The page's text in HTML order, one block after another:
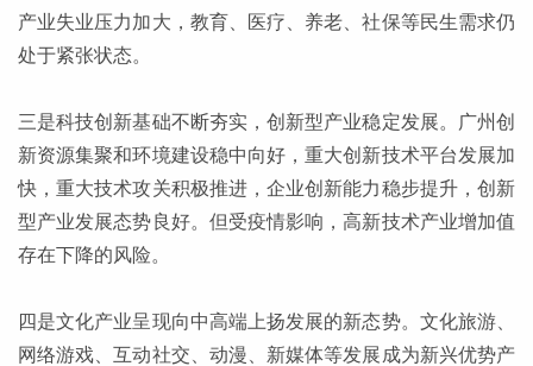
产业失业压力加大，教育、医疗、养老、社保等民生需求仍
处于紧张状态。
三是科技创新基础不断夯实，创新型产业稳定发展。广州创
新资源集聚和环境建设稳中向好，重大创新技术平台发展加
快，重大技术攻关积极推进，企业创新能力稳步提升，创新
型产业发展态势良好。但受疫情影响，高新技术产业增加值
存在下降的风险。
四是文化产业呈现向中高端上扬发展的新态势。文化旅游、
网络游戏、互动社交、动漫、新媒体等发展成为新兴优势产